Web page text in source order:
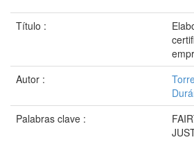
Título :
Autor :
Palabras clave :